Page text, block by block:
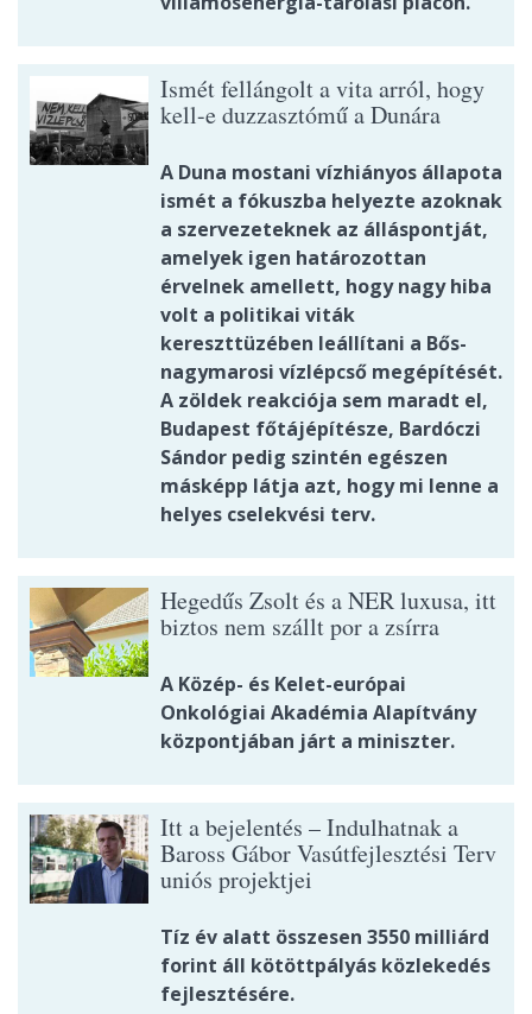
Ismét fellángolt a vita arról, hogy
kell-e duzzasztómű a Dunára
A Duna mostani vízhiányos állapota
ismét a fókuszba helyezte azoknak
a szervezeteknek az álláspontját,
amelyek igen határozottan
érvelnek amellett, hogy nagy hiba
volt a politikai viták
kereszttüzében leállítani a Bős-
nagymarosi vízlépcső megépítését.
A zöldek reakciója sem maradt el,
Budapest főtájépítésze, Bardóczi
Sándor pedig szintén egészen
másképp látja azt, hogy mi lenne a
helyes cselekvési terv.
Hegedűs Zsolt és a NER luxusa, itt
biztos nem szállt por a zsírra
A Közép- és Kelet-európai
Onkológiai Akadémia Alapítvány
központjában járt a miniszter.
Itt a bejelentés – Indulhatnak a
Baross Gábor Vasútfejlesztési Terv
uniós projektjei
Tíz év alatt összesen 3550 milliárd
forint áll kötöttpályás közlekedés
fejlesztésére.